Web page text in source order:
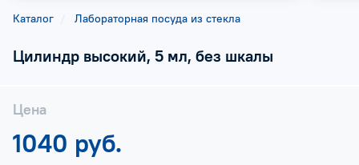
Каталог Лабораторная посуда из стекла
Цилиндр высокий, 5 мл, без шкалы
Цена
1040 руб.